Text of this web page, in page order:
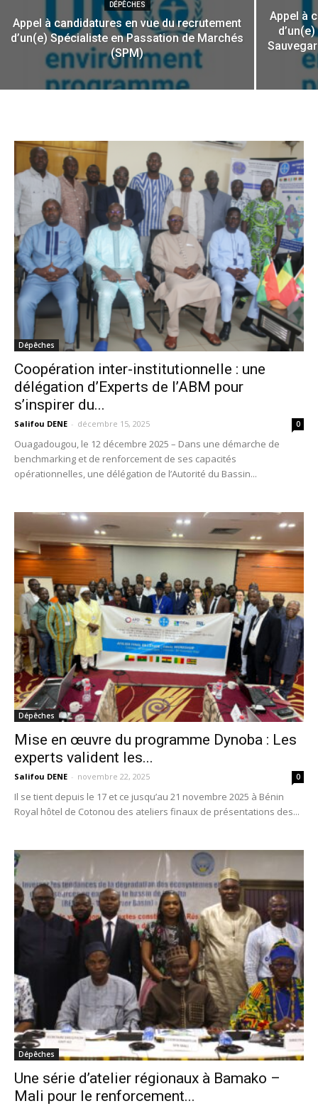
DÉPÊCHES
Appel à candidatures en vue du recrutement
d’un(e) Spécialiste en Passation de Marchés
(SPM)
Appel à
Dépêches
Coopération inter-institutionnelle : une
délégation d’Experts de l’ABM pour
s’inspirer du...
Salifou DENE - décembre 15, 2025 0
Ouagadougou, le 12 décembre 2025 – Dans une démarche de
benchmarking et de renforcement de ses capacités
opérationnelles, une délégation de l’Autorité du Bassin...
Dépêches
Mise en œuvre du programme Dynoba : Les
experts valident les...
Salifou DENE - novembre 22, 2025 0
Il se tient depuis le 17 et ce jusqu’au 21 novembre 2025 à Bénin
Royal hôtel de Cotonou des ateliers finaux de présentations des...
Dépêches
Une série d’atelier régionaux à Bamako –
Mali pour le renforcement...